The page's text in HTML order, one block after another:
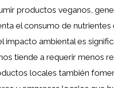
productos veganos,
el consumo de nutrientes
impacto ambiental es
tiende a requerir menos
locales también